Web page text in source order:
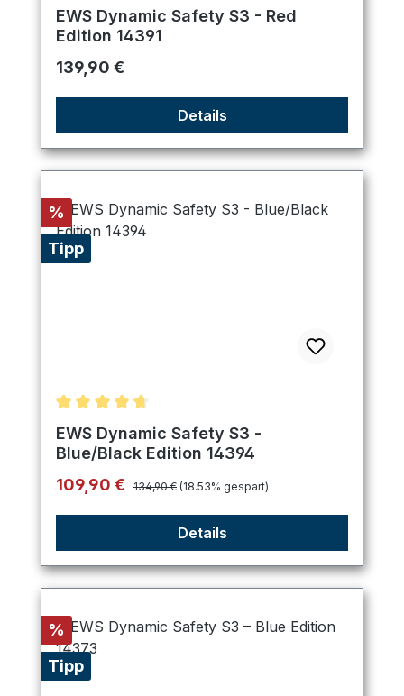
Durchschnittliche Bewertung von 4.89 von 5
EWS Dynamic Safety S3 - Red
Edition 14391
Regulärer Preis:
139,90 €
Details
Rabatt
%
Tipp
Durchschnittliche Bewertung von 4.75 von 5
EWS Dynamic Safety S3 -
Blue/Black Edition 14394
Verkaufspreis:
109,90 € Regulärer Preis:
134,90 € (18.53% gespart)
Details
Rabatt
%
Tipp